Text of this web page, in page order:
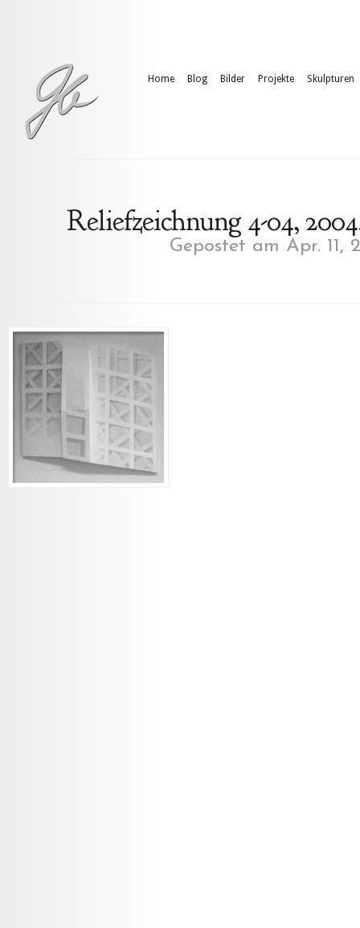
Home Blog Bilder Projekte Skulpturen
Reliefzeichnung 4-04,
Gepostet am Apr. 11,